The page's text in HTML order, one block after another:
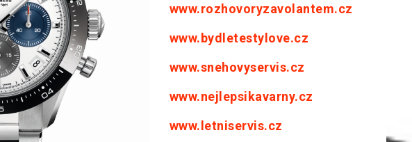
www.rozhovoryzavolantem.cz
www.bydletestylove.cz
www.snehovyservis.cz
www.nejlepsikavarny.cz
www.letniservis.cz